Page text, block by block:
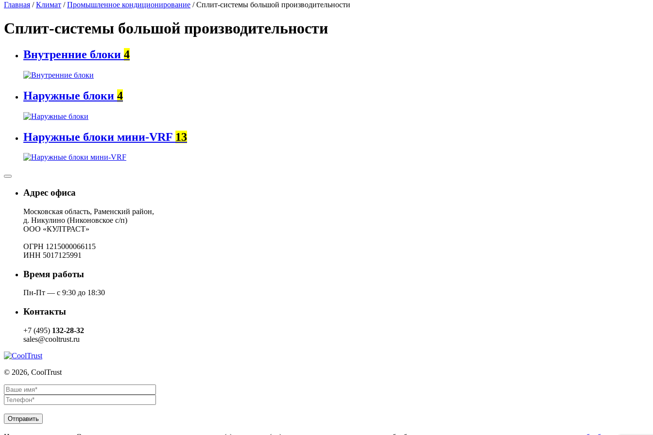
Главная /Климат /Промышленное кондиционирование / Сплит-системы большой производительности
Сплит-системы большой производительности
Внутренние блоки 4
Наружные блоки 4
Наружные блоки мини-VRF 13
Адрес офиса
Московская область, Раменский район,
д. Никулино (Никоновское с/п)
ООО «КУЛТРАСТ»
ОГРН 1215000066115
ИНН 5017125991
Время работы
Пн-Пт — с 9:30 до 18:30
Контакты
+7 (495) 132-28-32
sales@cooltrust.ru
© 2026, CoolTrust